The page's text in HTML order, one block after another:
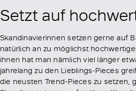
Setzt auf
Skandinavierinnen setzen gerne auf
natürlich an zu möglichst
ihnen hat man nämlich viel länger
jahrelang zu den Lieblings-Pieces
die neusten Trend-Pieces zu setzen,